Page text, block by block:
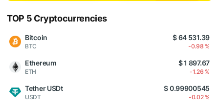
TOP 5 Cryptocurrencies
Bitcoin
BTC
$ 64 531.39
-0.98 %
Ethereum
ETH
$ 1 897.67
-1.26 %
Tether USDt
USDT
$ 0.99900545
-0.02 %